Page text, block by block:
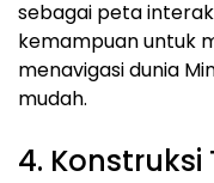
sebagai peta
kemampuan untuk
menavigasi dunia
mudah.
4. Konstruksi